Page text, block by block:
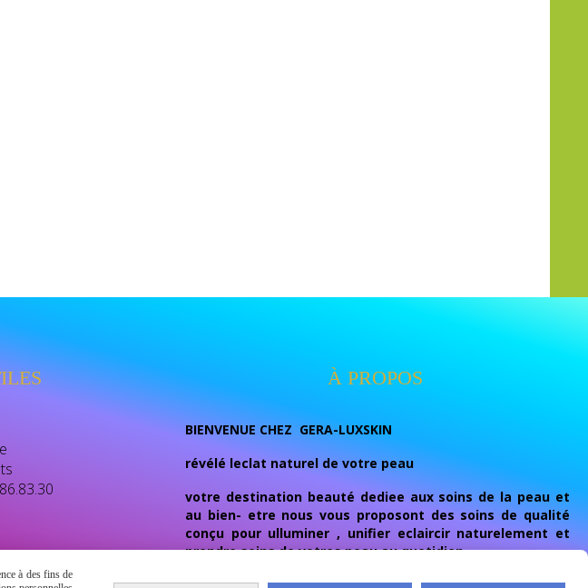
À PROPOS
BIENVENUE CHEZ GERA-LUXSKIN
révélé leclat naturel de votre peau
votre destination beauté dediee aux soins de la peau et
au bien- etre nous vous proposont des soins de qualité
conçu pour ulluminer , unifier eclaircir naturelement et
prendre soins de votres peau au quotidien.
à des fins de